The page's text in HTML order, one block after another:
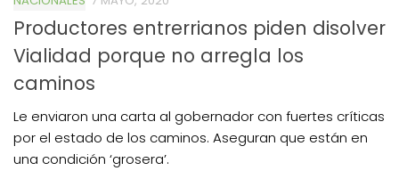
Productores entrerrianos piden disolver
Vialidad porque no arregla los
caminos
Le enviaron una carta al gobernador con fuertes críticas
por el estado de los caminos. Aseguran que están en
una condición ‘grosera’.